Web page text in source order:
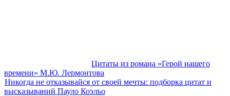
Цитаты из романа «Герой нашего
времени» М.Ю. Лермонтова
Никогда не отказывайся от своей мечты: подборка цитат и
высказываний Пауло Коэльо